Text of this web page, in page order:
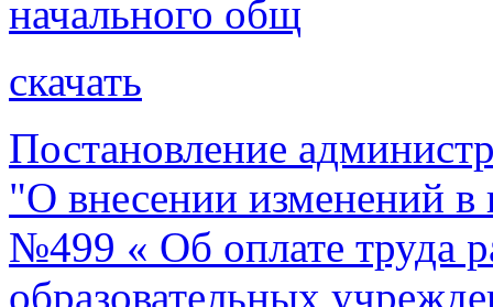
начального общ
скачать
Постановление
"О внесении изменений в
№499 « Об оплате труда
образовательных